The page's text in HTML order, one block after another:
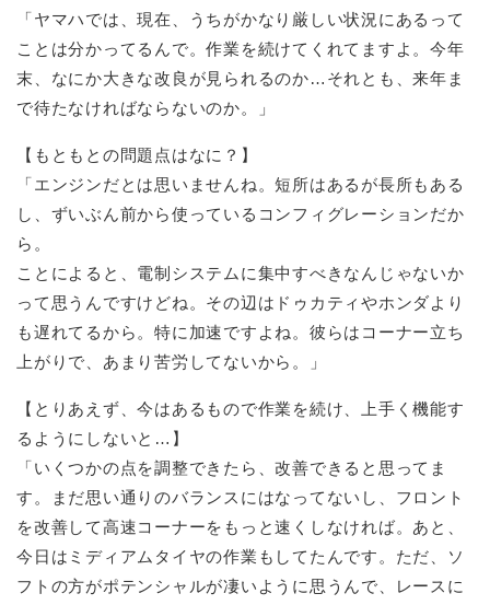
「ヤマハでは、現在、うちがかなり厳しい状況にあるって
ことは分かってるんで。作業を続けてくれてますよ。今年
末、なにか大きな改良が見られるのか…それとも、来年ま
で待たなければならないのか。」
【もともとの問題点はなに？】
「エンジンだとは思いませんね。短所はあるが長所もある
し、ずいぶん前から使っているコンフィグレーションだか
ら。
ことによると、電制システムに集中すべきなんじゃないか
って思うんですけどね。その辺はドゥカティやホンダより
も遅れてるから。特に加速ですよね。彼らはコーナー立ち
上がりで、あまり苦労してないから。」
【とりあえず、今はあるもので作業を続け、上手く機能す
るようにしないと…】
「いくつかの点を調整できたら、改善できると思ってま
す。まだ思い通りのバランスにはなってないし、フロント
を改善して高速コーナーをもっと速くしなければ。あと、
今日はミディアムタイヤの作業もしてたんです。ただ、ソ
フトの方がポテンシャルが凄いように思うんで、レースに